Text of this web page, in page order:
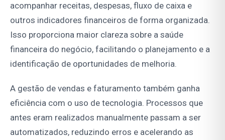
acompanhar receitas, despesas, fluxo de caixa e
outros indicadores financeiros de forma organizada.
Isso proporciona maior clareza sobre a saúde
financeira do negócio, facilitando o planejamento e a
identificação de oportunidades de melhoria.
A gestão de vendas e faturamento também ganha
eficiência com o uso de tecnologia. Processos que
antes eram realizados manualmente passam a ser
automatizados, reduzindo erros e acelerando as